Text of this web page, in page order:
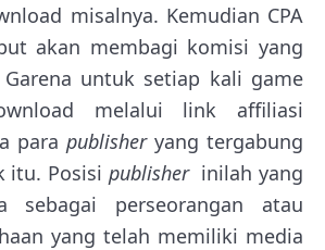
misalnya. Kemudian CPA
akan membagi komisi yang
untuk setiap kali game
melalui link affiliasi
para publisheryang tergabung
itu. Posisi publisher inilah yang
perseorangan atau
yang telah memiliki media